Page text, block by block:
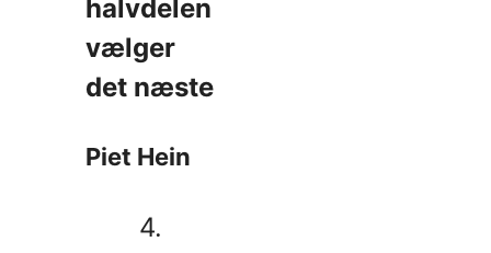
halvdelen
vælger
det næste
Piet Hein
4.